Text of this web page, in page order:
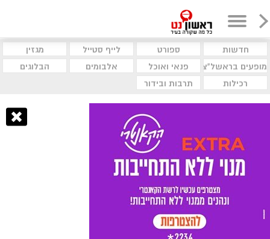
חדשות ספורט לייף סטייל
מגזין
מופעים בראשל"צ
פנאי ואוכל אלבומים
הבלוגים
רכילות
תרבות ובידור